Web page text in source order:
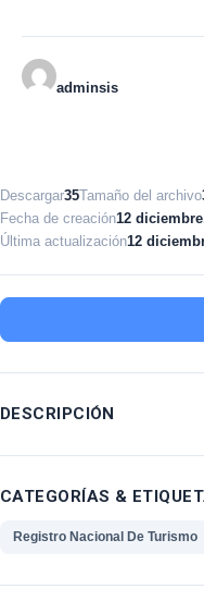
adminsis
Descargar35Tamaño del archivo
Fecha de creación12
Última actualización12
DESCRIPCIÓN
CATEGORÍAS &
Registro Nacional De Turismo